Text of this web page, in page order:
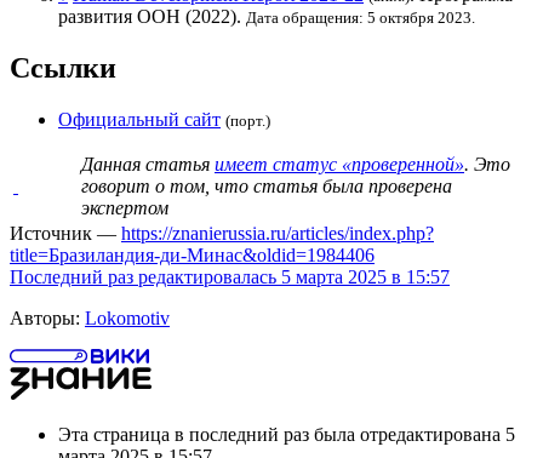
развития ООН (2022). Дата обращения: 5 октября 2023.
Ссылки
Официальный сайт (порт.)
Данная статья имеет статус «проверенной». Это
говорит о том, что статья была проверена
экспертом
Источник — https://znanierussia.ru/articles/index.php?
title=Бразиландия-ди-Минас&oldid=1984406
Последний раз редактировалась 5 марта 2025 в 15:57
Авторы: Lokomotiv
Эта страница в последний раз была отредактирована 5